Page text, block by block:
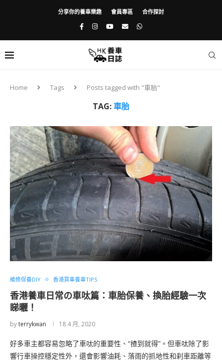
分享你的養車樂趣 會員專區 合作探討
Home Tags Posts tagged with "車胎"
TAG:車胎
維修保養DIY 香港買車養車TIPS
香港養車日常の車呔篇：車胎保養、換胎經驗一次
睇曬！
byterrykwan 18 4 月, 2020
好多車主都容易忽略了車呔的重要性、“揸到就得”。但車呔除了影
響行車操控穩定性外，還會影響油耗、落雨的抓地性和刹車距離等